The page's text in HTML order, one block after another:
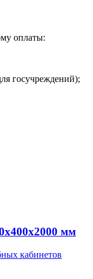
оплаты:
госучреждений);
мм
кабинетов